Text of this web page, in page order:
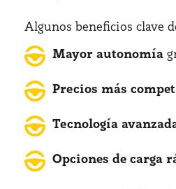
Algunos beneficios clave
Mayor autonomía
Precios más
Tecnología
Opciones de carga